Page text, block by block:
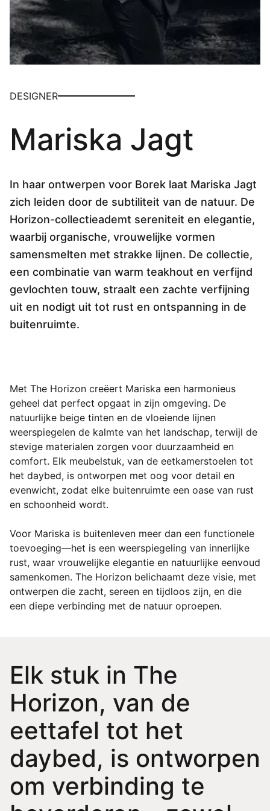
Overig
Flagship stores
Contact
Support
Events
Over ons
Taalkeuze
DESIGNER
Mariska Jagt
In haar ontwerpen voor Borek laat Mariska Jagt
zich leiden door de subtiliteit van de natuur. De
Horizon-collectieademt sereniteit en elegantie,
waarbij organische, vrouwelijke vormen
samensmelten met strakke lijnen. De collectie,
een combinatie van warm teakhout en verfijnd
gevlochten touw, straalt een zachte verfijning
uit en nodigt uit tot rust en ontspanning in de
buitenruimte.
Met The Horizon creëert Mariska een harmonieus
geheel dat perfect opgaat in zijn omgeving. De
natuurlijke beige tinten en de vloeiende lijnen
weerspiegelen de kalmte van het landschap, terwijl de
stevige materialen zorgen voor duurzaamheid en
comfort. Elk meubelstuk, van de eetkamerstoelen tot
het daybed, is ontworpen met oog voor detail en
evenwicht, zodat elke buitenruimte een oase van rust
en schoonheid wordt.
Voor Mariska is buitenleven meer dan een functionele
toevoeging—het is een weerspiegeling van innerlijke
rust, waar vrouwelijke elegantie en natuurlijke eenvoud
samenkomen. The Horizon belichaamt deze visie, met
ontwerpen die zacht, sereen en tijdloos zijn, en die
een diepe verbinding met de natuur oproepen.
Elk stuk in The
Horizon, van de
eettafel tot het
daybed, is ontworpen
om verbinding te